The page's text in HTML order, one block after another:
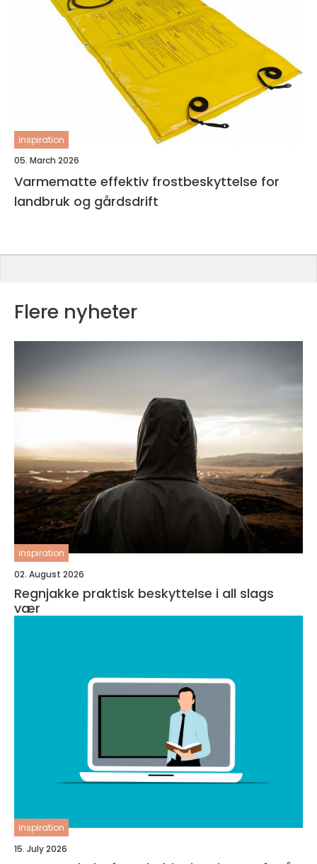
inspiration
05. March 2026
Varmematte effektiv frostbeskyttelse for
landbruk og gårdsdrift
Flere nyheter
inspiration
02. August 2026
Regnjakke praktisk beskyttelse i all slags
vær
inspiration
15. July 2026